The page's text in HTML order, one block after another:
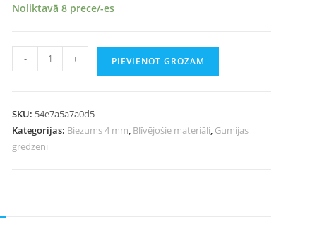
Noliktavā 8 prece/-es
- + PIEVIENOT GROZAM
SKU: 54e7a5a7a0d5
Kategorijas: Biezums 4 mm, Blīvējošie materiāli, Gumijas
gredzeni